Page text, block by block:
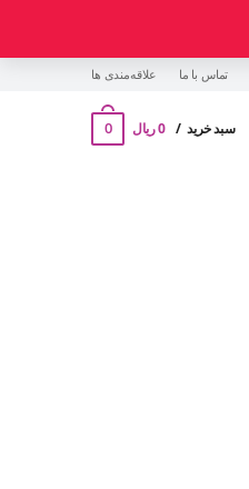
تماس با ما ‌علاقه‌مندی ها
سبد خرید 0 ریال 0